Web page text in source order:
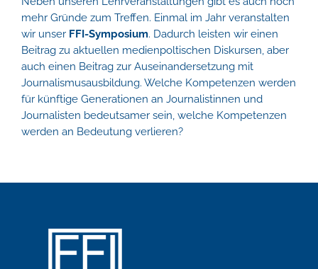
mehr Gründe zum Treffen. Einmal im Jahr veranstalten
wir unser FFI-Symposium. Dadurch leisten wir einen
Beitrag zu aktuellen medienpoltischen Diskursen, aber
auch einen Beitrag zur Auseinandersetzung mit
Journalismusausbildung. Welche Kompetenzen werden
für künftige Generationen an Journalistinnen und
Journalisten bedeutsamer sein, welche Kompetenzen
werden an Bedeutung verlieren?